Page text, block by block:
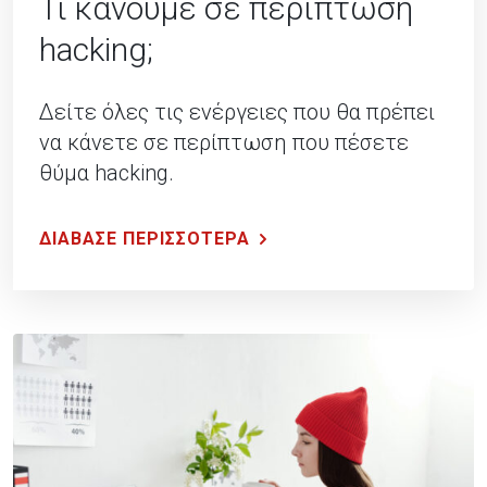
Τι κάνουμε σε περίπτωση
hacking;
Δείτε όλες τις ενέργειες που θα πρέπει
να κάνετε σε περίπτωση που πέσετε
θύμα hacking.
ΔΙΑΒΑΣΕ ΠΕΡΙΣΣΟΤΕΡΑ